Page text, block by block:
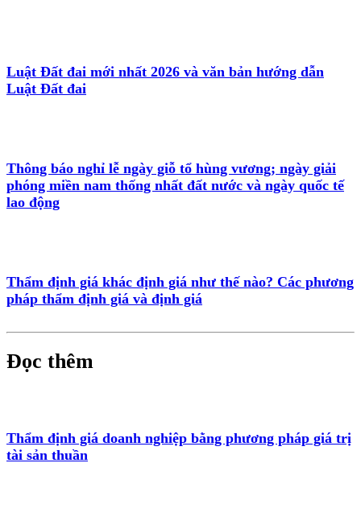
Luật Đất đai mới nhất 2026 và văn bản hướng dẫn
Luật Đất đai
Thông báo nghỉ lễ ngày giỗ tổ hùng vương; ngày giải
phóng miền nam thống nhất đất nước và ngày quốc tế
lao động
Thẩm định giá khác định giá như thế nào? Các phương
pháp thẩm định giá và định giá
Đọc thêm
Thẩm định giá doanh nghiệp bằng phương pháp giá trị
tài sản thuần